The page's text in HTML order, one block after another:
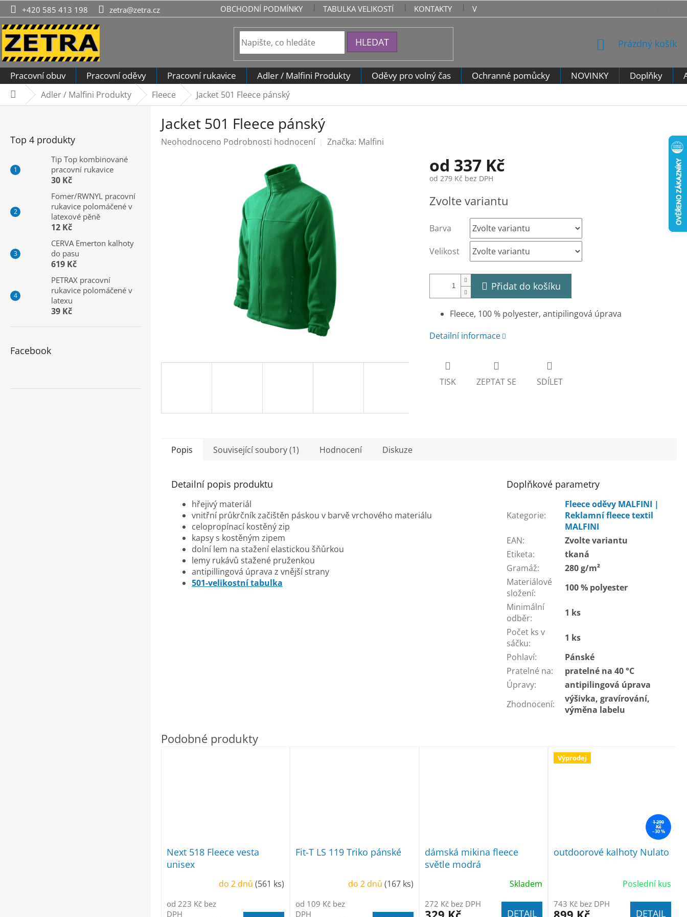
Přejít
na
obsah
+420 585 413 198 zetra@zetra.cz OBCHODNÍ PODMÍNKY TABULKA VELIKOSTÍ KONTAKTY VRÁCENÍ ZBOŽÍ - VZOROVÝ FORMULÁŘ PRO ODSTOUPENÍ
HLEDAT
NÁKUPNÍ
Prázdný košík
Pracovní obuv Pracovní oděvy Pracovní rukavice Adler / Malfini Produkty Oděvy pro volný čas Ochranné pomůcky NOVINKY Doplňky
DomůAdler / Malfini Produkty Fleece Jacket 501 Fleece pánský
Top 4 produkty
Tip Top kombinované
pracovní rukavice
30 Kč
Fomer/RWNYL pracovní
rukavice polomáčené v
latexové pěně
12 Kč
CERVA Emerton kalhoty
do pasu
619 Kč
PETRAX pracovní
rukavice polomáčené v
latexu
39 Kč
Facebook
Jacket 501 Fleece pánský
Průměrné
Neohodnoceno Podrobnosti hodnocení Značka: Malfini
od 337 Kč
od 279 Kč bez DPH
cena:
Zvolte variantu
Barva
Velikost
Přidat do košíku
Fleece, 100 % polyester, antipilingová úprava
Detailní informace
TISK ZEPTAT SE SDÍLET
Popis Související soubory (1) Hodnocení Diskuze
Detailní popis produktu
hřejivý materiál
vnitřní průkrčník začištěn páskou v barvě vrchového materiálu
celopropínací kostěný zip
kapsy s kostěným zipem
dolní lem na stažení elastickou šňůrkou
lemy rukávů stažené pruženkou
antipillingová úprava z vnější strany
501-velikostní tabulka
Doplňkové parametry
Kategorie:
Fleece oděvy MALFINI |
Reklamní fleece textil
MALFINI
EAN:
Zvolte variantu
Etiketa:
tkaná
Gramáž:
280 g/m²
Materiálové
složení:
100 % polyester
Minimální
odběr:
1 ks
Počet ks v
sáčku:
1 ks
Pohlaví:
Pánské
Pratelné na:
pratelné na 40 °C
Úpravy:
antipilingová úprava
Zhodnocení:
výšivka, gravírování,
výměna labelu
Next 518 Fleece vesta
unisex
do 2 dnů(561 ks)
od 223 Kč bez
DPH
Fit-T LS 119 Triko pánské
do 2 dnů (167 ks)
od 109 Kč bez
DPH
dámská mikina fleece
světle modrá
Skladem
272 Kč bez DPH
DETAIL
Výprodej
1 299
Kč
–30 %
outdoorové kalhoty Nulato
Poslední kus
743 Kč bez DPH
DETAIL